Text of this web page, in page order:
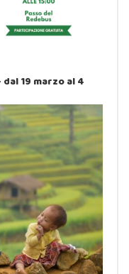
19 marzo al 4